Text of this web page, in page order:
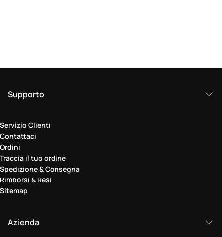
Supporto
Servizio Clienti
Contattaci
Ordini
Traccia il tuo ordine
Spedizione & Consegna
Rimborsi & Resi
Sitemap
Azienda